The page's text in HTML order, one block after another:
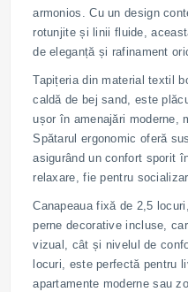
armonios. Cu un design
rotunjite și linii fluide,
de eleganță și rafinament
Tapițeria din material textil
caldă de bej sand, este
ușor în amenajări moderne,
Spătarul ergonomic oferă
asigurând un confort sporit
relaxare, fie pentru
Canapeaua fixă de 2,5
perne decorative incluse,
vizual, cât și nivelul de
locuri, este perfectă pentru
apartamente moderne sau